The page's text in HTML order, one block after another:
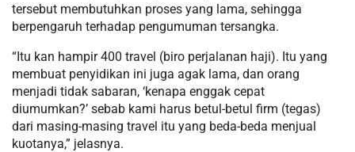
tersebut membutuhkan proses yang lama, sehingga
berpengaruh terhadap pengumuman tersangka.
“Itu kan hampir 400 travel (biro perjalanan haji). Itu yang
membuat penyidikan ini juga agak lama, dan orang
menjadi tidak sabaran, ‘kenapa enggak cepat
diumumkan?’ sebab kami harus betul-betul firm (tegas)
dari masing-masing travel itu yang beda-beda menjual
kuotanya,” jelasnya.